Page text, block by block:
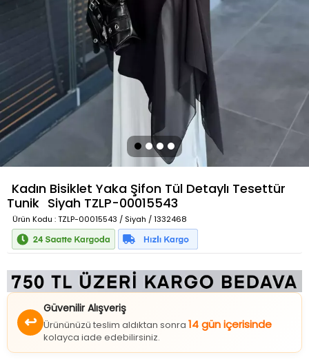
Kadın Bisiklet Yaka Şifon Tül Detaylı Tesettür
Tunik Siyah TZLP-00015543
Ürün Kodu : TZLP-00015543 / Siyah / 1332468
Güvenilir Alışveriş
Ürününüzü teslim aldıktan sonra
kolayca iade edebilirsiniz.